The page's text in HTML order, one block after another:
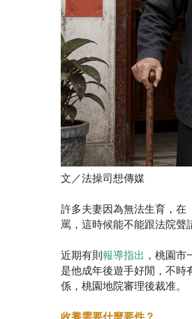
文／法操司想傳媒
許多夫妻因為無法生育，在
罵，這時候能不能跟法院聲
近期有則 報導指出 ，桃園
是他成年後遊手好閒，不時
係，桃園地院審理後裁准。